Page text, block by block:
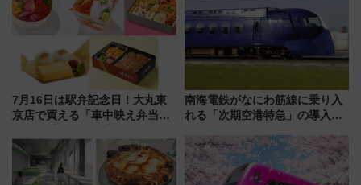
7月16日は駅弁記念日！大丸東
京店で買える「車中映え弁当」
南海電鉄がなにわ筋線に乗り入
れる「次期空港特急」の導入を
日本初の鉄道デザイン